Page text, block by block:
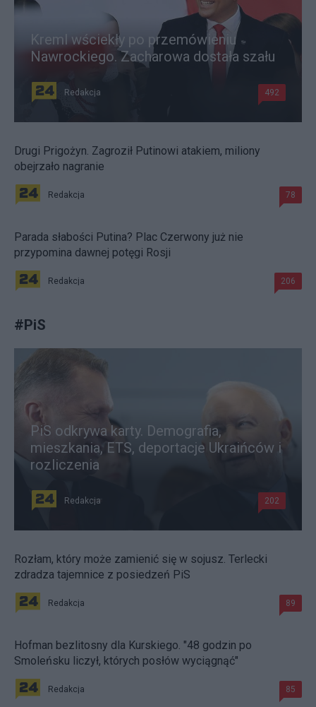
Kreml wściekły po przemówieniu
Nawrockiego. Zacharowa dostała szału
Redakcja 492
Drugi Prigożyn. Zagroził Putinowi atakiem, miliony
obejrzało nagranie
Redakcja 78
Parada słabości Putina? Plac Czerwony już nie
przypomina dawnej potęgi Rosji
Redakcja 206
#PiS
PiS odkrywa karty. Demografia,
mieszkania, ETS, deportacje Ukraińców i
rozliczenia
Redakcja 202
Rozłam, który może zamienić się w sojusz. Terlecki
zdradza tajemnice z posiedzeń PiS
Redakcja 89
Hofman bezlitosny dla Kurskiego. "48 godzin po
Smoleńsku liczył, których posłów wyciągnąć"
Redakcja 85